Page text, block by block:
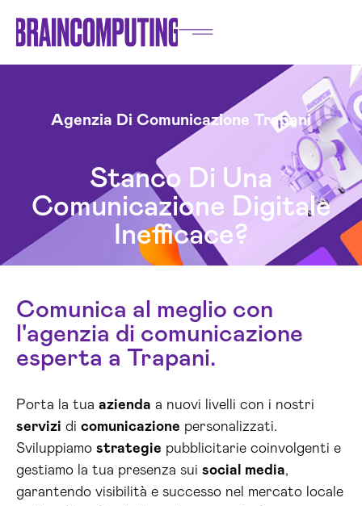
Agenzia Di Comunicazione Trapani
Stanco Di Una
Comunicazione Digitale
Inefficace?
Comunica al meglio con
l'agenzia di comunicazione
esperta a Trapani.
Porta la tua azienda a nuovi livelli con i nostri
servizi di comunicazione personalizzati.
Sviluppiamo strategie pubblicitarie coinvolgenti e
gestiamo la tua presenza sui social media,
garantendo visibilità e successo nel mercato locale